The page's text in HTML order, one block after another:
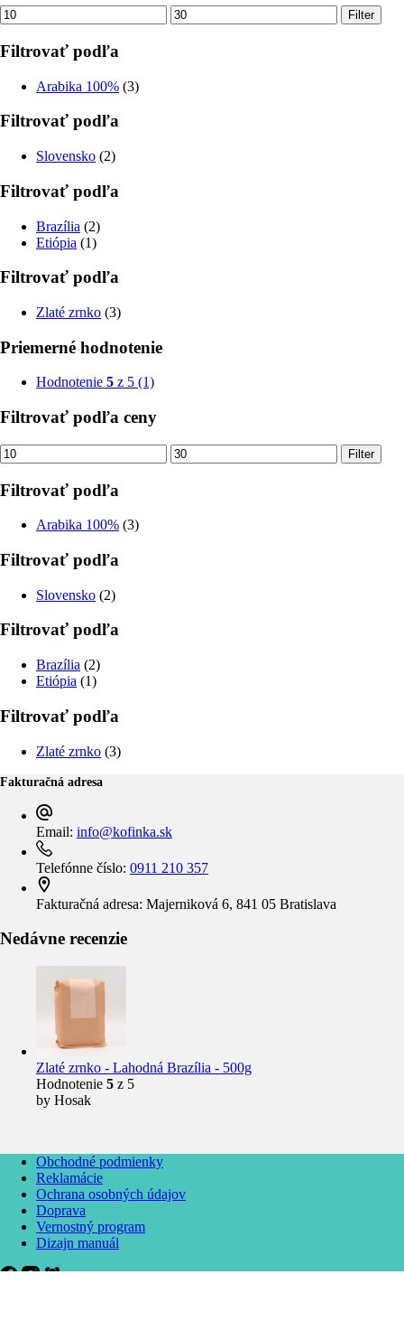
Minimálna
cena
Maximálna
cena
Filter
Filtrovať podľa
Arabika 100% (3)
Filtrovať podľa
Slovensko (2)
Filtrovať podľa
Brazília (2)
Etiópia (1)
Filtrovať podľa
Zlaté zrnko (3)
Priemerné hodnotenie
Hodnotenie 5 z 5 (1)
Filtrovať podľa ceny
Minimálna
cena
Maximálna
cena
Filter
Filtrovať podľa
Arabika 100% (3)
Filtrovať podľa
Slovensko (2)
Filtrovať podľa
Brazília (2)
Etiópia (1)
Filtrovať podľa
Zlaté zrnko (3)
Fakturačná adresa
Email: info@kofinka.sk
Telefónne číslo: 0911 210 357
Fakturačná adresa: Majerniková 6, 841 05 Bratislava
Nedávne recenzie
Zlaté zrnko - Lahodná Brazília - 500g
Hodnotenie 5 z 5
by Hosak
Obchodné podmienky
Reklamácie
Ochrana osobných údajov
Doprava
Vernostný program
Dizajn manuál